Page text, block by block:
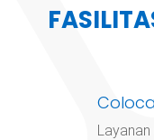
Layanan